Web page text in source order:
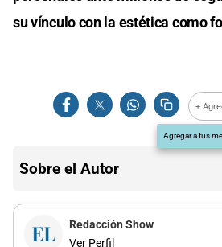
su vínculo con la estética como
+
Agregar a tus
Sobre el Autor
Redacción Show
Ver Perfil